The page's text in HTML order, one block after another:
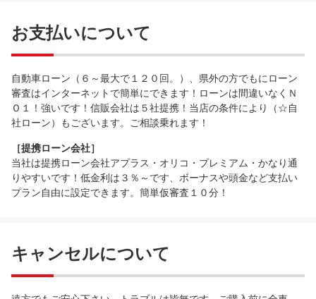
お支払いについて
自動車ローン（６～最大で１２０回。）、県外の方でもにローン
審査はインターネットで簡単にできます！ローンは間違いなくＮ
Ｏ１！強いです！信販会社は５社提携！当店の条件により（☆自
社ローン）もございます。ご相談乗れます！
［提携ローン会社］
当社は提携ローン会社アプラス・オリコ・プレミアム・かなり通
りやすいです！低金利は３％～です、ボーナスや頭金など支払い
プラン自由に設定できます。簡単仮審査１０分！
キャンセルについて